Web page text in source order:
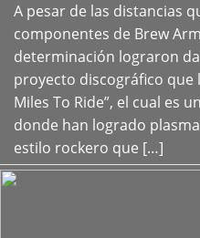
A pesar de las distancias
componentes de Brew
determinación lograron
proyecto discográfico que
Miles To Ride”, el cual es
donde han logrado
estilo rockero que […]